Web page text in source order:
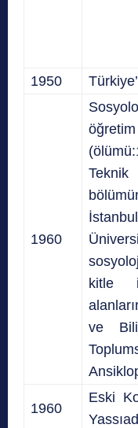
1950
1960
kitle
ve
1960
Eski